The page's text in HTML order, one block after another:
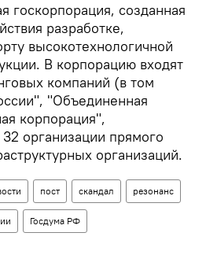
госкорпорация, созданная
разработке,
высокотехнологичной
В корпорацию входят
компаний (в том
"Объединенная
корпорация",
организации прямого
организаций.
пост скандал резонанс
Госдума РФ